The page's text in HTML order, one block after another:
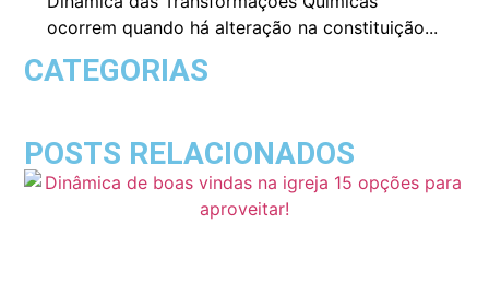
ocorrem quando há alteração na constituição...
CATEGORIAS
POSTS RELACIONADOS